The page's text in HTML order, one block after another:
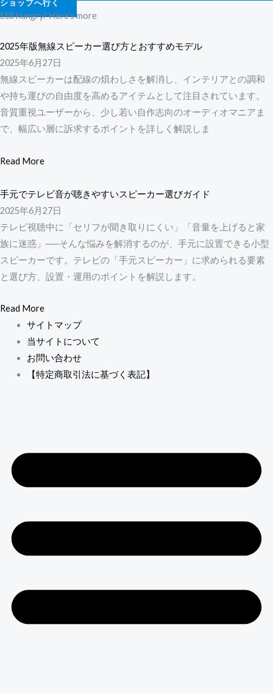
ショップへ行く
Still hungry? Here’s more
2025年版無線スピーカー選び方とおすすめモデル
2025年6月27日
無線スピーカーは配線の煩わしさを解消し、インテリアとの調和
や持ち運びの自由度を高めるアイテムとして注目されています。
音質重視ユーザーから、少し若い自作志向のオーディオマニアま
で、幅広い層に訴求するポイントを詳しく解説しま
Read More
手元でテレビ音が聴きやすいスピーカー選びガイド
2025年6月27日
テレビ視聴中に「セリフが聞き取りにくい」「音量を上げると家
族に迷惑」──そんな悩みを解消するのが、手元に設置できる小型
スピーカーです。テレビの「手元スピーカー」に求められる要素
と選び方、設置・運用のポイントを解説します。
Read More
サイトマップ
当サイトについて
お問い合わせ
【特定商取引法に基づく表記】